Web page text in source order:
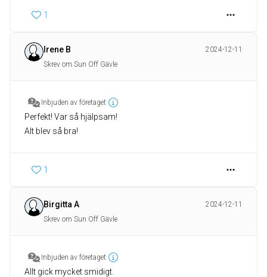
1
Irene B
2024-12-11
Skrev om Sun Off Gävle
Inbjuden av företaget
Perfekt! Var så hjälpsam!
Alt blev så bra!
1
Birgitta A
2024-12-11
Skrev om Sun Off Gävle
Inbjuden av företaget
Allt gick mycket smidigt.